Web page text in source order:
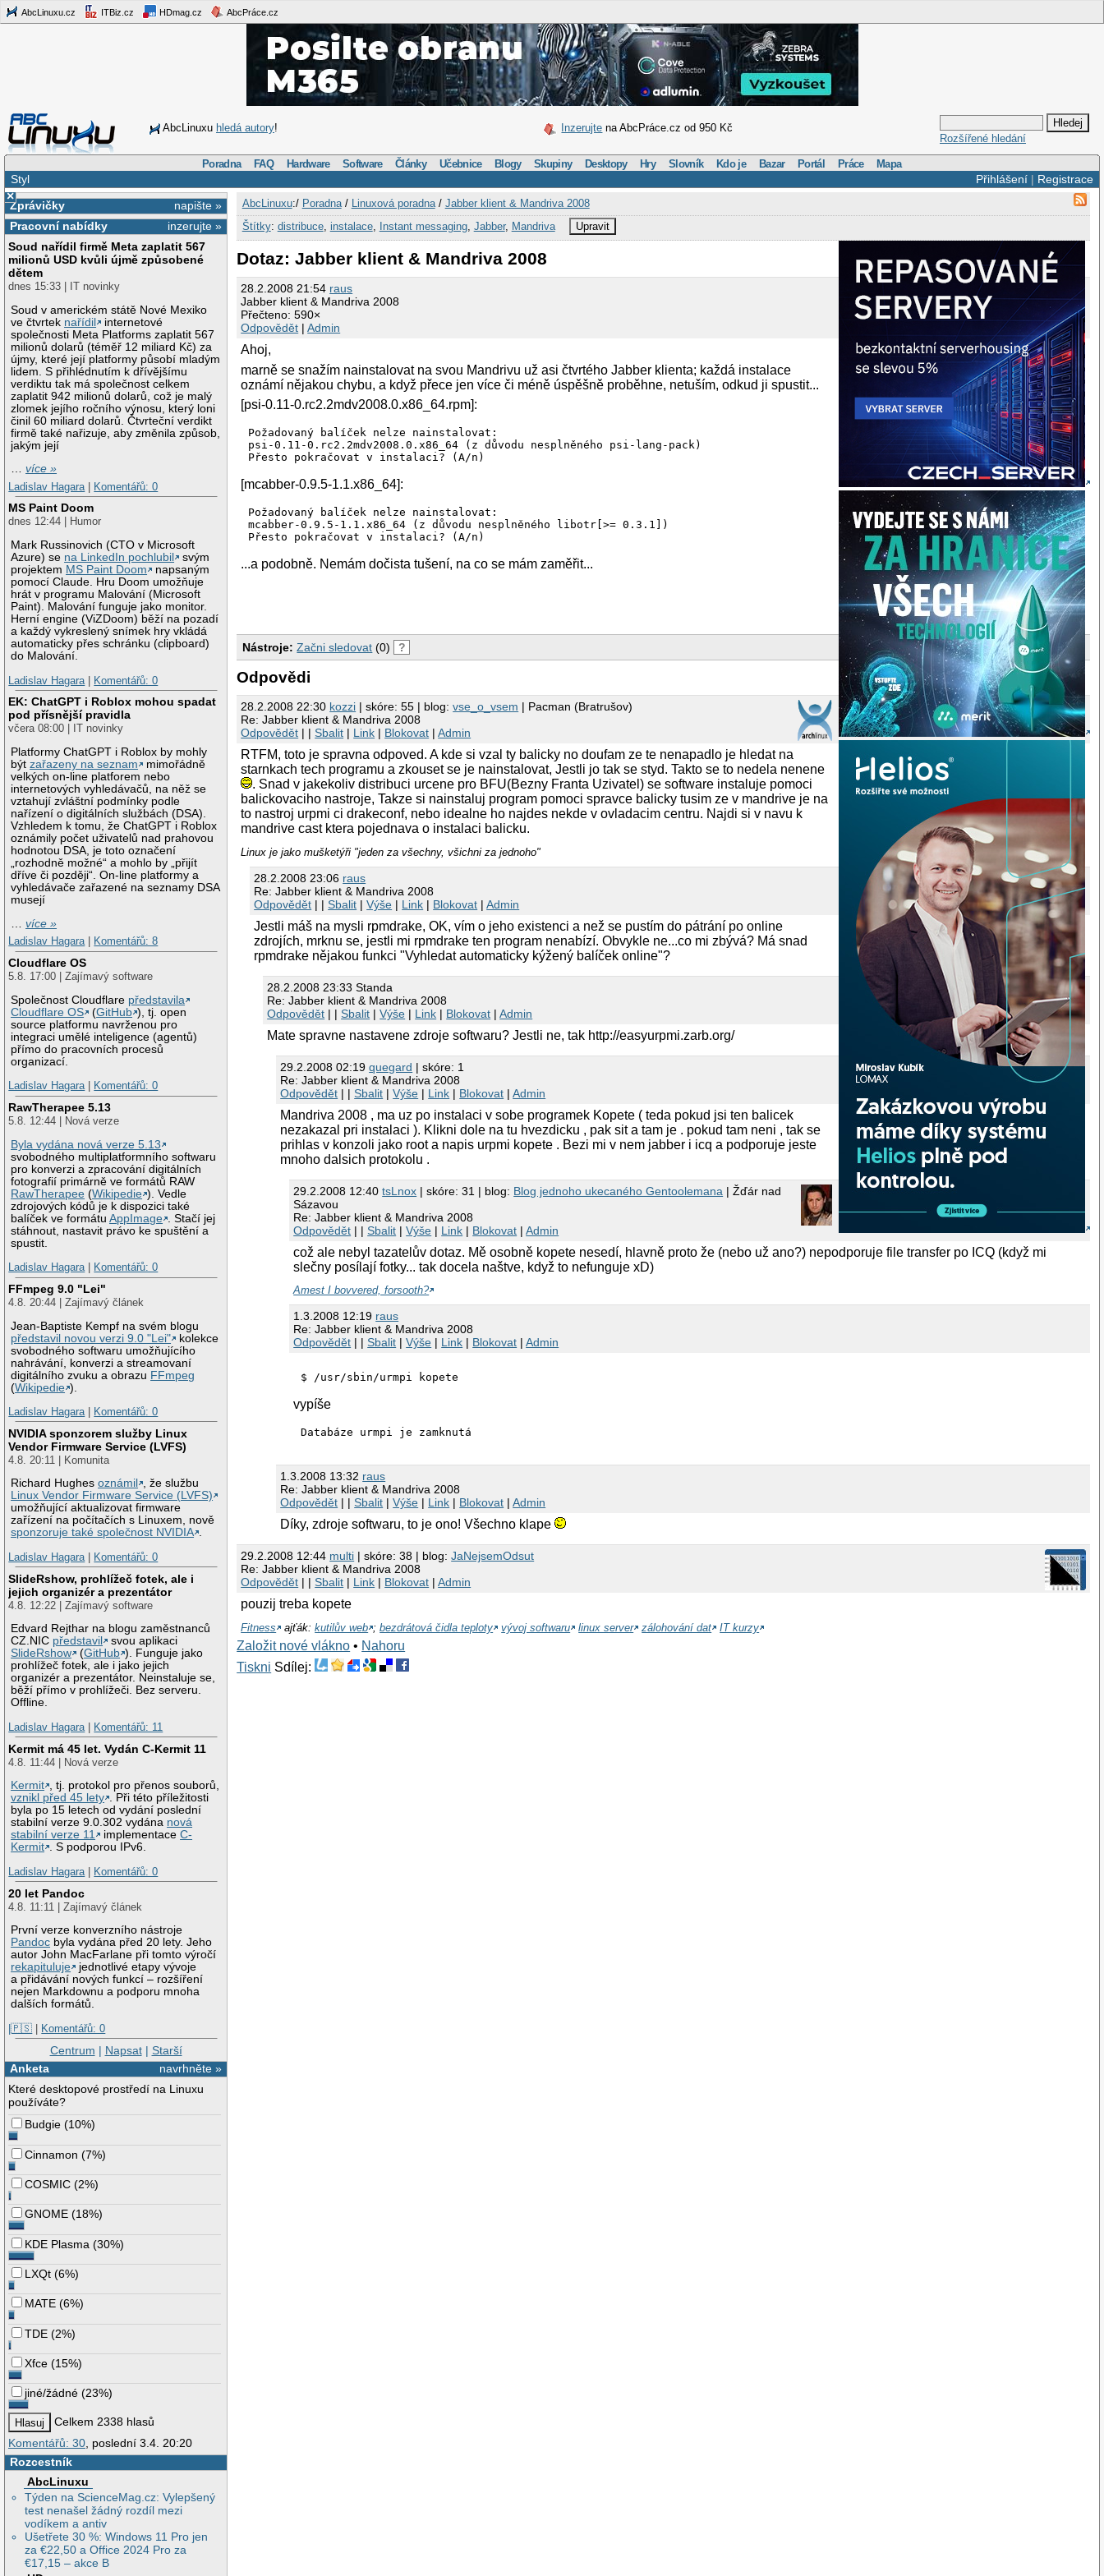
AbcLinuxu.cz ITBiz.cz HDmag.cz AbcPráce.cz
AbcLinuxu hledá autory! Inzerujte na AbcPráce.cz od 950 Kč
Rozšířené hledání
Poradna FAQ Hardware Software Články Učebnice Blogy Skupiny Desktopy Hry Slovník Kdo je Bazar Portál Práce Mapa
Přihlášení| Registrace
Styl
×
napište »
Zprávičky
inzerujte »
Pracovní nabídky
Soud nařídil firmě Meta zaplatit 567
milionů USD kvůli újmě způsobené
dětem
dnes 15:33 | IT novinky
Soud v americkém státě Nové Mexiko
ve čtvrtek nařídil
internetové
společnosti Meta Platforms zaplatit 567
milionů dolarů (téměř 12 miliard Kč) za
újmy, které její platformy působí mladým
lidem. S přihlédnutím k dřívějšímu
verdiktu tak má společnost celkem
zaplatit 942 milionů dolarů, což je malý
zlomek jejího ročního výnosu, který loni
činil 60 miliard dolarů. Čtvrteční verdikt
firmě také nařizuje, aby změnila způsob,
jakým její
…více »
Ladislav Hagara
Komentářů: 0
MS Paint Doom
dnes 12:44 | Humor
Mark Russinovich (CTO v Microsoft
Azure) se na LinkedIn pochlubil
svým
projektem MS Paint Doom
napsaným
pomocí Claude. Hru Doom umožňuje
hrát v programu Malování (Microsoft
Paint). Malování funguje jako monitor.
Herní engine (ViZDoom) běží na pozadí
a každý vykreslený snímek hry vkládá
automaticky přes schránku (clipboard)
do Malování.
Ladislav Hagara
Komentářů: 0
EK: ChatGPT i Roblox mohou spadat
pod přísnější pravidla
včera 08:00 | IT novinky
Platformy ChatGPT i Roblox by mohly
býtzařazeny na seznam
mimořádně
velkých on-line platforem nebo
internetových vyhledávačů, na něž se
vztahují zvláštní podmínky podle
nařízení o digitálních službách (DSA).
Vzhledem k tomu, že ChatGPT i Roblox
oznámily počet uživatelů nad prahovou
hodnotou DSA, je toto označení
„rozhodně možné“ a mohlo by „přijít
dříve či později“. On-line platformy a
vyhledávače zařazené na seznamy DSA
musejí
…více »
Ladislav Hagara| Komentářů: 8
Cloudflare OS
5.8. 17:00 | Zajímavý software
Společnost Cloudflare představila
Cloudflare OS
(GitHub ), tj. open
source platformu navrženou pro
integraci umělé inteligence (agentů)
přímo do pracovních procesů
organizací.
Ladislav Hagara| Komentářů: 0
RawTherapee 5.13
5.8. 12:44 | Nová verze
Byla vydána nová verze 5.13
svobodného multiplatformního softwaru
pro konverzi a zpracování digitálních
fotografií primárně ve formátů RAW
RawTherapee (Wikipedie ). Vedle
zdrojových kódů je k dispozici také
balíček ve formátuAppImage
. Stačí jej
stáhnout, nastavit právo ke spuštění a
spustit.
Ladislav Hagara| Komentářů: 0
FFmpeg 9.0 "Lei"
4.8. 20:44 | Zajímavý článek
Jean-Baptiste Kempf na svém blogu
představil novou verzi 9.0 "Lei"
kolekce
svobodného softwaru umožňujícího
nahrávání, konverzi a streamovaní
digitálního zvuku a obrazu FFmpeg
(Wikipedie ).
Ladislav Hagara| Komentářů: 0
NVIDIA sponzorem služby Linux
Vendor Firmware Service (LVFS)
4.8. 20:11 | Komunita
Richard Hughesoznámil
, že službu
Linux Vendor Firmware Service (LVFS)
umožňující aktualizovat firmware
zařízení na počítačích s Linuxem, nově
sponzoruje také společnost NVIDIA .
Ladislav Hagara| Komentářů: 0
SlideRshow, prohlížeč fotek, ale i
jejich organizér a prezentátor
4.8. 12:22 | Zajímavý software
Edvard Rejthar na blogu zaměstnanců
CZ.NIC představil
svou aplikaci
SlideRshow
(GitHub ). Funguje jako
prohlížeč fotek, ale i jako jejich
organizér a prezentátor. Neinstaluje se,
běží přímo v prohlížeči. Bez serveru.
Offline.
Ladislav Hagara| Komentářů: 11
Kermit má 45 let. Vydán C-Kermit 11
4.8. 11:44 | Nová verze
Kermit , tj. protokol pro přenos souborů,
vznikl před 45 lety . Při této příležitosti
byla po 15 letech od vydání poslední
stabilní verze 9.0.302 vydána nová
stabilní verze 11
implementaceC-
Kermit . S podporou IPv6.
Ladislav Hagara| Komentářů: 0
20 let Pandoc
4.8. 11:11 | Zajímavý článek
První verze konverzního nástroje
Pandoc byla vydána před 20 lety. Jeho
autor John MacFarlane při tomto výročí
rekapituluje
jednotlivé etapy vývoje
a přidávání nových funkcí – rozšíření
nejen Markdownu a podporu mnoha
dalších formátů.
|🇵🇸
Komentářů: 0
Centrum | Napsat| Starší
navrhněte »
Anketa
Které desktopové prostředí na Linuxu
používáte?
Budgie (10%)
Cinnamon (7%)
COSMIC (2%)
GNOME (18%)
KDE Plasma (30%)
LXQt (6%)
MATE (6%)
TDE (2%)
Xfce (15%)
jiné/žádné (23%)
Celkem 2338 hlasů
Komentářů: 30 , poslední 3.4. 20:20
Rozcestník
AbcLinuxu
Týden na ScienceMag.cz: Vylepšený
test nenašel žádný rozdíl mezi
vodíkem a antiv
Ušetřete 30 %: Windows 11 Pro jen
za €22,50 a Office 2024 Pro za
€17,15 – akce B
AbcLinuxu:/ Poradna/ Linuxová poradna/ Jabber klient & Mandriva 2008
Štítky: distribuce, instalace, Instant messaging, Jabber, Mandriva Upravit
Dotaz: Jabber klient & Mandriva 2008
28.2.2008 21:54 raus
Jabber klient & Mandriva 2008
Přečteno: 590×
Odpovědět |Admin
Ahoj,
marně se snažím nainstalovat na svou Mandrivu už asi čtvrtého Jabber klienta; každá instalace
oznámí nějakou chybu, a když přece jen více či méně úspěšně proběhne, netuším, odkud ji spustit...
[psi-0.11-0.rc2.2mdv2008.0.x86_64.rpm]:
Požadovaný balíček nelze nainstalovat:
psi-0.11-0.rc2.2mdv2008.0.x86_64 (z důvodu nesplněného psi-lang-pack)
Přesto pokračovat v instalaci? (A/n)
[mcabber-0.9.5-1.1.x86_64]:
Požadovaný balíček nelze nainstalovat:
mcabber-0.9.5-1.1.x86_64 (z důvodu nesplněného libotr[>= 0.3.1])
Přesto pokračovat v instalaci? (A/n)
...a podobně. Nemám dočista tušení, na co se mám zaměřit...
Nástroje: Začni sledovat (0) ?
Odpovědi
28.2.2008 22:30 kozzi | skóre: 55 | blog:vse_o_vsem | Pacman (Bratrušov)
Re: Jabber klient & Mandriva 2008
Odpovědět | |Sbalit | Link | Blokovat |Admin
RTFM, toto je spravna odpoved. A kde si vzal ty balicky no doufam ze te nenapadlo je hledat na
starnkach tech programu a zkouset se je nainstalovat, Jestli jo tak se styd. Takto se to nedela nenene
. Snad v jakekoliv distribuci urcene pro BFU(Bezny Franta Uzivatel) se software instaluje pomoci
balickovaciho nastroje, Takze si nainstaluj program pomoci spravce balicky tusim ze v mandrive je na
to nastroj urpmi ci drakeconf, nebo idealne ho najdes nekde v ovladacim centru. Najdi si v navu k
mandrive cast ktera pojednava o instalaci balicku.
Linux je jako mušketýři "jeden za všechny, všichni za jednoho"
28.2.2008 23:06 raus
Re: Jabber klient & Mandriva 2008
Odpovědět | |Sbalit |Výše | Link | Blokovat |Admin
Jestli máš na mysli rpmdrake, OK, vím o jeho existenci a než se pustím do pátrání po online
zdrojích, mrknu se, jestli mi rpmdrake ten program nenabízí. Obvykle ne...co mi zbývá? Má snad
rpmdrake nějakou funkci "Vyhledat automaticky kýžený balíček online"?
28.2.2008 23:33 Standa
Re: Jabber klient & Mandriva 2008
Odpovědět | |Sbalit |Výše | Link | Blokovat |Admin
Mate spravne nastavene zdroje softwaru? Jestli ne, tak http://easyurpmi.zarb.org/
29.2.2008 02:19quegard | skóre: 1
Re: Jabber klient & Mandriva 2008
Odpovědět | |Sbalit |Výše | Link | Blokovat |Admin
Mandriva 2008 , ma uz po instalaci v sobe programek Kopete ( teda pokud jsi ten balicek
nezakazal pri instalaci ). Klikni dole na tu hvezdicku , pak sit a tam je . pokud tam neni , tak se
prihlas v konzoli jako root a napis urpmi kopete . Bezi mi v nem jabber i icq a podporuje jeste
mnoho dalsich protokolu .
29.2.2008 12:40tsLnox | skóre: 31 | blog: Blog jednoho ukecaného Gentoolemana | Žďár nad
Sázavou
Re: Jabber klient & Mandriva 2008
Odpovědět | |Sbalit |Výše | Link | Blokovat |Admin
což ale nebyl tazatelův dotaz. Mě osobně kopete nesedí, hlavně proto že (nebo už ano?) nepodporuje file transfer po ICQ (když mi
slečny posílají fotky... tak docela naštve, když to nefunguje xD)
Amest I bovvered, forsooth?
1.3.2008 12:19 raus
Re: Jabber klient & Mandriva 2008
Odpovědět | |Sbalit |Výše | Link | Blokovat |Admin
$ /usr/sbin/urmpi kopete
vypíše
Databáze urmpi je zamknutá
1.3.2008 13:32 raus
Re: Jabber klient & Mandriva 2008
Odpovědět | |Sbalit |Výše | Link | Blokovat |Admin
Díky, zdroje softwaru, to je ono! Všechno klape
29.2.2008 12:44 multi | skóre: 38 | blog:JaNejsemOdsut
Re: Jabber klient & Mandriva 2008
Odpovědět | |Sbalit | Link | Blokovat |Admin
pouzij treba kopete
Fitness ajťák:kutilův web ;bezdrátová čidla teploty vývoj softwaru linux server zálohování dat IT kurzy
Založit nové vlákno • Nahoru
Tiskni Sdílej: